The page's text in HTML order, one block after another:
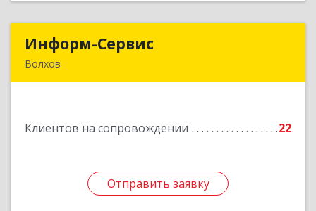
Информ-Сервис
Волхов
Клиентов на сопровождении 22
Отправить заявку
Подробнее
Отправить заявку